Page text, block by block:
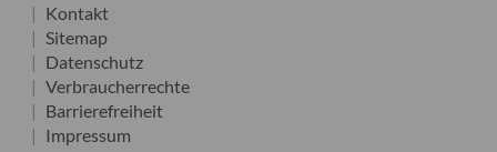
Kontakt
Sitemap
Datenschutz
Verbraucherrechte
Barrierefreiheit
Impressum